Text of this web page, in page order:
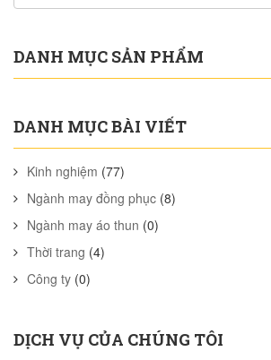
DANH MỤC SẢN PHẨM
DANH MỤC BÀI VIẾT
Kinh nghiệm (77)
Ngành may đồng phục (8)
Ngành may áo thun (0)
Thời trang (4)
Công ty (0)
DỊCH VỤ CỦA CHÚNG TÔI